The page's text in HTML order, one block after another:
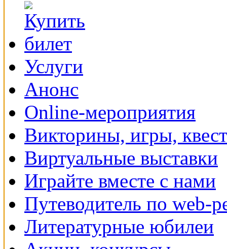
Услуги
Анонс
Online-мероприятия
Викторины, игры,
Виртуальные выставки
Играйте вместе с нами
Путеводитель по web-
Литературные юбилеи